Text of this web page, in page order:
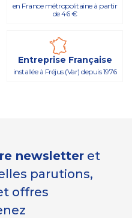
en France métropolitaine à partir
de 46 €
Entreprise Française
installée à Fréjus (Var) depuis 1976
newsletter et
parutions,
offres